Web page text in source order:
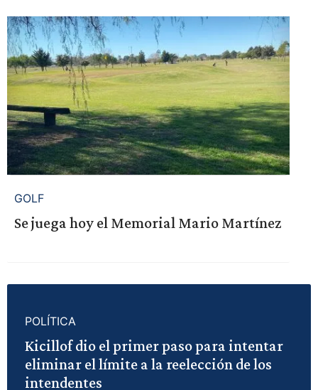
GOLF
Se juega hoy el Memorial Mario Martínez
POLÍTICA
Kicillof dio el primer paso para intentar
eliminar el límite a la reelección de los
intendentes